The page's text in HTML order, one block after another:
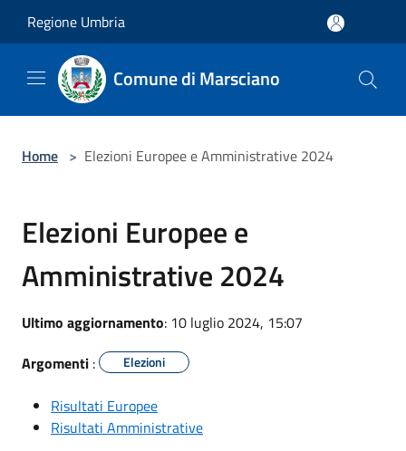
Regione Umbria
Comune di Marsciano
Home > Elezioni Europee e Amministrative 2024
Elezioni Europee e
Amministrative 2024
Ultimo aggiornamento: 10 luglio 2024, 15:07
Argomenti : Elezioni
Risultati Europee
Risultati Amministrative